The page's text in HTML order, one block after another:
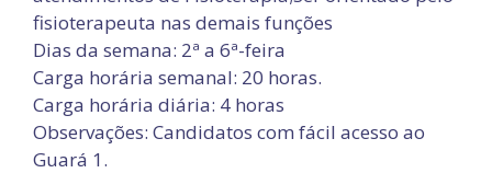
fisioterapeuta nas demais funções
Dias da semana: 2ª a 6ª-feira
Carga horária semanal: 20 horas.
Carga horária diária: 4 horas
Observações: Candidatos com fácil acesso ao
Guará 1.